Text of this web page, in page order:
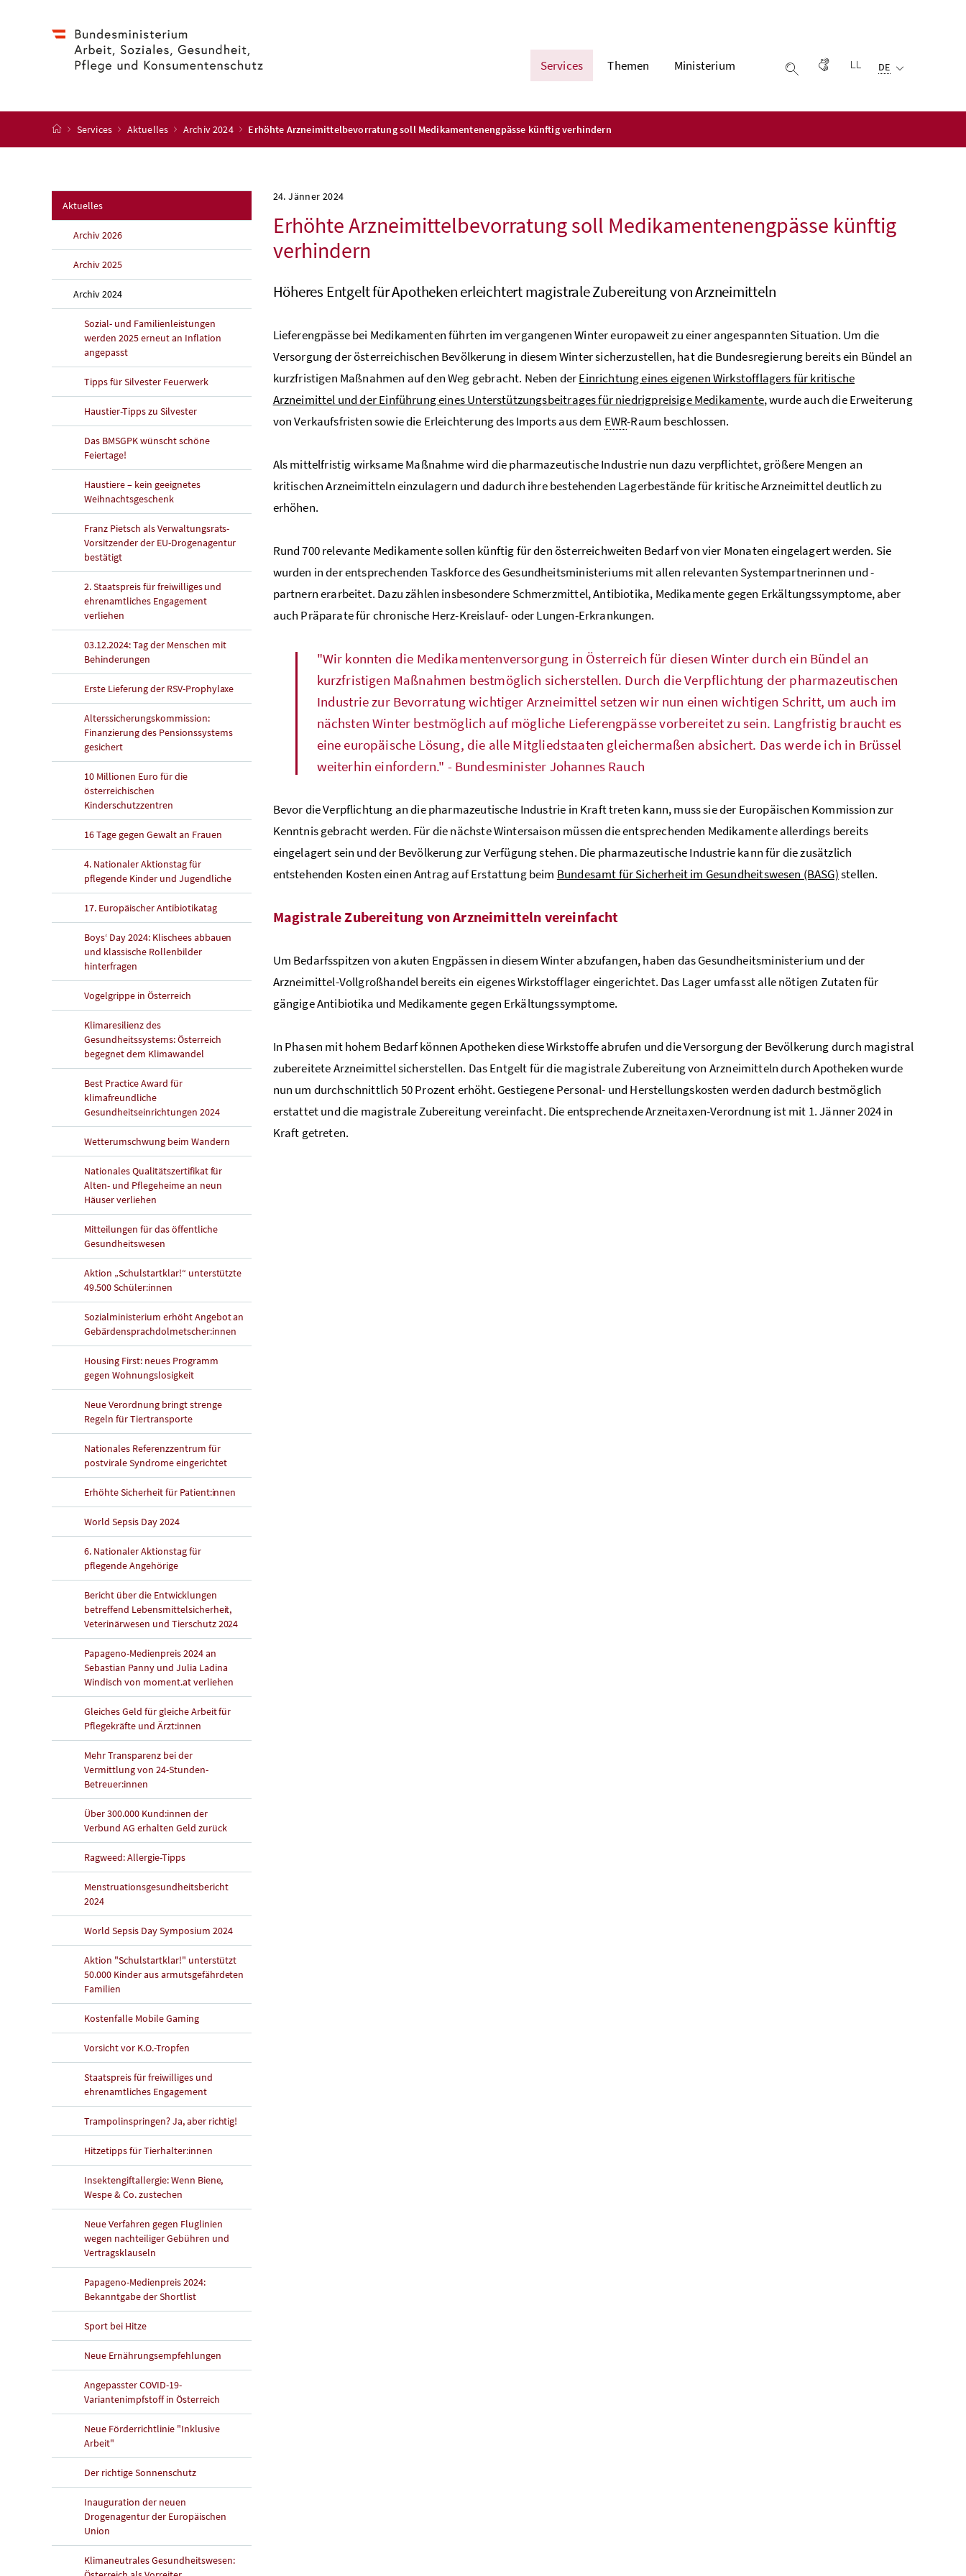
Services Themen Ministerium Suche einblenden
Gebärdensprache
Leichter lesen
DE
Startseite
Services Aktuelles Archiv 2024 Erhöhte Arzneimittelbevorratung soll Medikamentenengpässe künftig verhindern
Aktuelles
Archiv 2026
Archiv 2025
Archiv 2024
Sozial- und Familienleistungen
werden 2025 erneut an Inflation
angepasst
Tipps für Silvester Feuerwerk
Haustier-Tipps zu Silvester
Das BMSGPK wünscht schöne
Feiertage!
Haustiere – kein geeignetes
Weihnachtsgeschenk
Franz Pietsch als Verwaltungsrats-
Vorsitzender der EU-Drogenagentur
bestätigt
2. Staatspreis für freiwilliges und
ehrenamtliches Engagement
verliehen
03.12.2024: Tag der Menschen mit
Behinderungen
Erste Lieferung der RSV-Prophylaxe
Alterssicherungskommission:
Finanzierung des Pensionssystems
gesichert
10 Millionen Euro für die
österreichischen
Kinderschutzzentren
16 Tage gegen Gewalt an Frauen
4. Nationaler Aktionstag für
pflegende Kinder und Jugendliche
17. Europäischer Antibiotikatag
Boys‘ Day 2024: Klischees abbauen
und klassische Rollenbilder
hinterfragen
Vogelgrippe in Österreich
Klimaresilienz des
Gesundheitssystems: Österreich
begegnet dem Klimawandel
Best Practice Award für
klimafreundliche
Gesundheitseinrichtungen 2024
Wetterumschwung beim Wandern
Nationales Qualitätszertifikat für
Alten- und Pflegeheime an neun
Häuser verliehen
Mitteilungen für das öffentliche
Gesundheitswesen
Aktion „Schulstartklar!“ unterstützte
49.500 Schüler:innen
Sozialministerium erhöht Angebot an
Gebärdensprachdolmetscher:innen
Housing First: neues Programm
gegen Wohnungslosigkeit
Neue Verordnung bringt strenge
Regeln für Tiertransporte
Nationales Referenzzentrum für
postvirale Syndrome eingerichtet
Erhöhte Sicherheit für Patient:innen
World Sepsis Day 2024
6. Nationaler Aktionstag für
pflegende Angehörige
Bericht über die Entwicklungen
betreffend Lebensmittelsicherheit,
Veterinärwesen und Tierschutz 2024
Papageno-Medienpreis 2024 an
Sebastian Panny und Julia Ladina
Windisch von moment.at verliehen
Gleiches Geld für gleiche Arbeit für
Pflegekräfte und Ärzt:innen
Mehr Transparenz bei der
Vermittlung von 24-Stunden-
Betreuer:innen
Über 300.000 Kund:innen der
Verbund AG erhalten Geld zurück
Ragweed: Allergie-Tipps
Menstruationsgesundheitsbericht
2024
World Sepsis Day Symposium 2024
Aktion "Schulstartklar!" unterstützt
50.000 Kinder aus armutsgefährdeten
Familien
Kostenfalle Mobile Gaming
Vorsicht vor K.O.-Tropfen
Staatspreis für freiwilliges und
ehrenamtliches Engagement
Trampolinspringen? Ja, aber richtig!
Hitzetipps für Tierhalter:innen
Insektengiftallergie: Wenn Biene,
Wespe & Co. zustechen
Neue Verfahren gegen Fluglinien
wegen nachteiliger Gebühren und
Vertragsklauseln
Papageno-Medienpreis 2024:
Bekanntgabe der Shortlist
Sport bei Hitze
Neue Ernährungsempfehlungen
Angepasster COVID-19-
Variantenimpfstoff in Österreich
Neue Förderrichtlinie "Inklusive
Arbeit"
Der richtige Sonnenschutz
Inauguration der neuen
Drogenagentur der Europäischen
Union
Klimaneutrales Gesundheitswesen:
24. Jänner 2024
Erhöhte Arzneimittelbevorratung soll Medikamentenengpässe künftig
verhindern
Höheres Entgelt für Apotheken erleichtert magistrale Zubereitung von Arzneimitteln
Lieferengpässe bei Medikamenten führten im vergangenen Winter europaweit zu einer angespannten Situation. Um die
Versorgung der österreichischen Bevölkerung in diesem Winter sicherzustellen, hat die Bundesregierung bereits ein Bündel an
kurzfristigen Maßnahmen auf den Weg gebracht. Neben derEinrichtung eines eigenen Wirkstofflagers für kritische
Arzneimittel und der Einführung eines Unterstützungsbeitrages für niedrigpreisige Medikamente, wurde auch die Erweiterung
von Verkaufsfristen sowie die Erleichterung des Imports aus dem EWR-Raum beschlossen.
Als mittelfristig wirksame Maßnahme wird die pharmazeutische Industrie nun dazu verpflichtet, größere Mengen an
kritischen Arzneimitteln einzulagern und dadurch ihre bestehenden Lagerbestände für kritische Arzneimittel deutlich zu
erhöhen.
Rund 700 relevante Medikamente sollen künftig für den österreichweiten Bedarf von vier Monaten eingelagert werden. Sie
wurden in der entsprechenden Taskforce des Gesundheitsministeriums mit allen relevanten Systempartnerinnen und -
partnern erarbeitet. Dazu zählen insbesondere Schmerzmittel, Antibiotika, Medikamente gegen Erkältungssymptome, aber
auch Präparate für chronische Herz-Kreislauf- oder Lungen-Erkrankungen.
"Wir konnten die Medikamentenversorgung in Österreich für diesen Winter durch ein Bündel an
kurzfristigen Maßnahmen bestmöglich sicherstellen. Durch die Verpflichtung der pharmazeutischen
Industrie zur Bevorratung wichtiger Arzneimittel setzen wir nun einen wichtigen Schritt, um auch im
nächsten Winter bestmöglich auf mögliche Lieferengpässe vorbereitet zu sein. Langfristig braucht es
eine europäische Lösung, die alle Mitgliedstaaten gleichermaßen absichert. Das werde ich in Brüssel
weiterhin einfordern." - Bundesminister Johannes Rauch
Bevor die Verpflichtung an die pharmazeutische Industrie in Kraft treten kann, muss sie der Europäischen Kommission zur
Kenntnis gebracht werden. Für die nächste Wintersaison müssen die entsprechenden Medikamente allerdings bereits
eingelagert sein und der Bevölkerung zur Verfügung stehen. Die pharmazeutische Industrie kann für die zusätzlich
entstehenden Kosten einen Antrag auf Erstattung beim Bundesamt für Sicherheit im Gesundheitswesen (BASG)stellen.
Magistrale Zubereitung von Arzneimitteln vereinfacht
Um Bedarfsspitzen von akuten Engpässen in diesem Winter abzufangen, haben das Gesundheitsministerium und der
Arzneimittel-Vollgroßhandelbereits ein eigenes Wirkstofflager eingerichtet. Das Lager umfasst alle nötigen Zutaten für
gängige Antibiotika und Medikamente gegen Erkältungssymptome.
In Phasen mit hohem Bedarf können Apotheken diese Wirkstoffe abrufen und die Versorgung der Bevölkerung durch magistral
zubereitete Arzneimittel sicherstellen. Das Entgelt fürdie magistrale Zubereitung von Arzneimitteln durch Apothekenwurde
nun um durchschnittlich 50 Prozent erhöht. Gestiegene Personal- und Herstellungskosten werden dadurch bestmöglich
erstattet und die magistrale Zubereitung vereinfacht. Die entsprechende Arzneitaxen-Verordnung ist mit 1. Jänner 2024 in
Kraft getreten.